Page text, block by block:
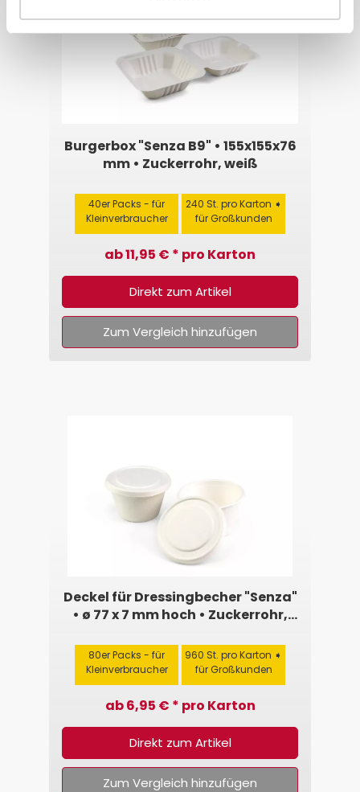
Burgerbox "Senza B9" • 155x155x76
mm • Zuckerrohr, weiß
40er Packs - für
Kleinverbraucher
240 St. pro Karton ➧
für Großkunden
ab 11,95 € * pro Karton
Direkt zum Artikel
Zum Vergleich hinzufügen
Deckel für Dressingbecher "Senza"
• ø 77 x 7 mm hoch • Zuckerrohr,
80er Packs - für
Kleinverbraucher
960 St. pro Karton ➧
für Großkunden
ab 6,95 € * pro Karton
Direkt zum Artikel
Zum Vergleich hinzufügen